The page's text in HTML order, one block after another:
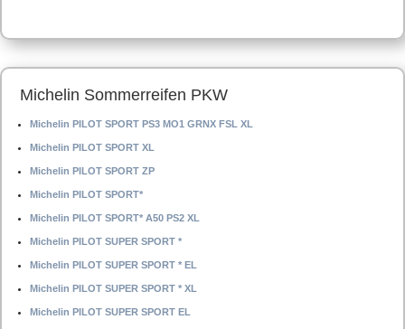
Michelin Sommerreifen PKW
Michelin PILOT SPORT PS3 MO1 GRNX FSL XL
Michelin PILOT SPORT XL
Michelin PILOT SPORT ZP
Michelin PILOT SPORT*
Michelin PILOT SPORT* A50 PS2 XL
Michelin PILOT SUPER SPORT *
Michelin PILOT SUPER SPORT * EL
Michelin PILOT SUPER SPORT * XL
Michelin PILOT SUPER SPORT EL